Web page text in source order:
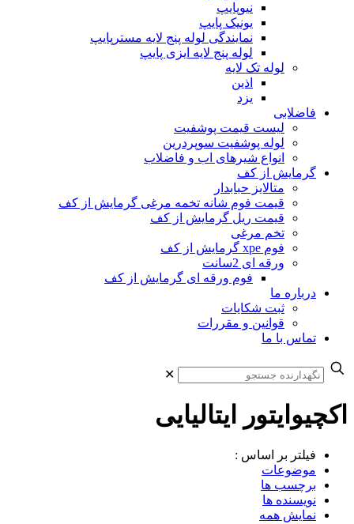
نیوپایپ
یونیک پایپ
نمایندگی لوله پنج لایه مسترپایپ
لوله پنج لایه ایزی پایپ
لوله تک لایه
اذین
یزد
فاضلابی
لیست قیمت پوشفیت
لوله پوشفیت سوپردرین
انواع شیرهای اب و فاضلاب
گرمایش از کف
متالایز حبابدار
قیمت فوم شانه تخمه مرغی گرمایش از کف
قیمت ریل گرمایش از کف
تخم مرغی
فوم xpe گرمایش از کف
ورقه ای 2سانت
فوم ورقه ای گرمایش از کف
درباره ما
ثبت شکایات
قوانین و مقررات
تماس با ما
✕
اکچیوایتور ایتالیایی
فیلتر بر اساس :
موضوعات
برچسب ها
نویسنده ها
نمایش همه